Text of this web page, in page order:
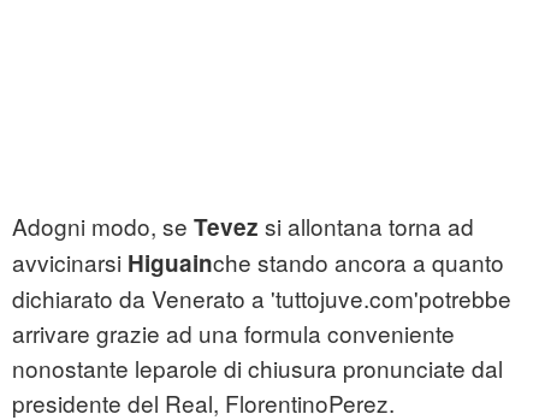
Adogni modo, se Tevez si allontana torna ad
avvicinarsi Higuainche stando ancora a quanto
dichiarato da Venerato a 'tuttojuve.com'potrebbe
arrivare grazie ad una formula conveniente
nonostante leparole di chiusura pronunciate dal
presidente del Real, FlorentinoPerez.